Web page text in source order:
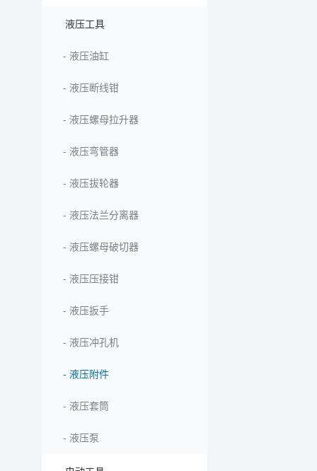
液压工具
- 液压油缸
- 液压断线钳
- 液压螺母拉升器
- 液压弯管器
- 液压拔轮器
- 液压法兰分离器
- 液压螺母破切器
- 液压压接钳
- 液压扳手
- 液压冲孔机
- 液压附件
- 液压套筒
- 液压泵